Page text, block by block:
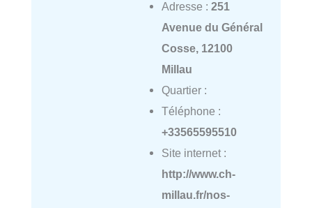
Adresse : 251
Avenue du Général
Cosse, 12100
Millau
Quartier :
Téléphone :
+33565595510
Site internet :
http://www.ch-
millau.fr/nos-